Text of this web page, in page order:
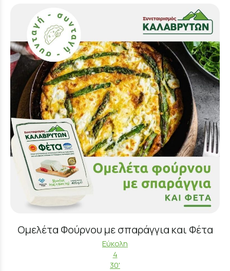
Ομελέτα Φούρνου με σπαράγγια και Φέτα
Εύκολη
4
30'